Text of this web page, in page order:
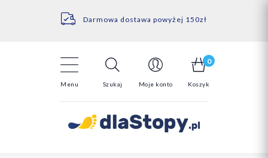
Darmowa dostawa powyżej 150zł
14 Dni na darmowy zwrot*
Menu Szukaj Moje konto
0
Koszyk